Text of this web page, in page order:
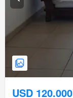
USD 120.000